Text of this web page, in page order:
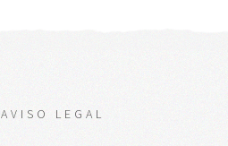
AVISO LEGAL